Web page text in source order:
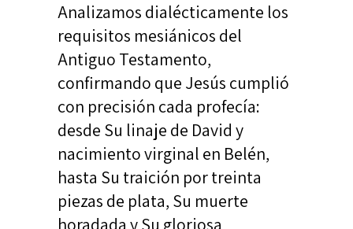
Analizamos dialécticamente los
requisitos mesiánicos del
Antiguo Testamento,
confirmando que Jesús cumplió
con precisión cada profecía:
desde Su linaje de David y
nacimiento virginal en Belén,
hasta Su traición por treinta
piezas de plata, Su muerte
horadada y Su gloriosa